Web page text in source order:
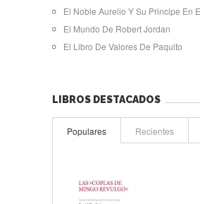
El Noble Aurelio Y Su Principe En
El Mundo De Robert Jordan
El Libro De Valores De Paquito
LIBROS DESTACADOS
Populares Recientes